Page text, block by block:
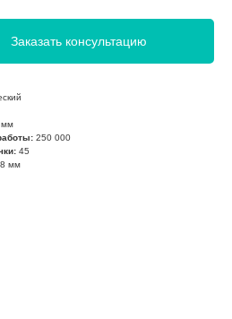
Заказать консультацию
мм
250 000
45
8 мм